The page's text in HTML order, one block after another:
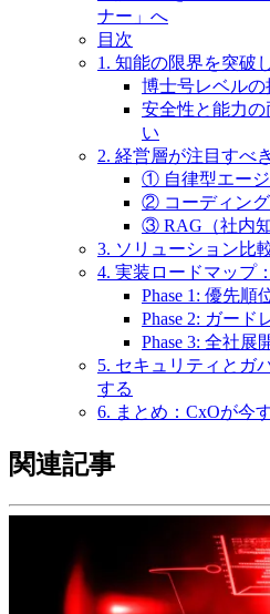
ナー」へ
目次
1. 知能の限界を突破
博士号レベルの
安全性と能力の
い
2. 経営層が注目すべ
① 自律型エー
② コーディン
③ RAG（社内
3. ソリューション比
4. 実装ロードマップ
Phase 1: 優先順
Phase 2: ガード
Phase 3: 全社展
5. セキュリティとガ
する
6. まとめ：CxOが今
関連記事